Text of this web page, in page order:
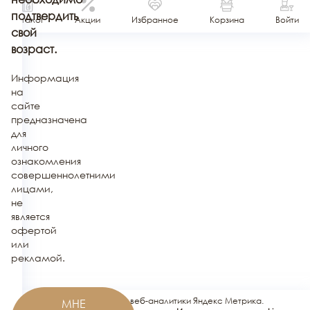
Этот сайт использует сервис веб-аналитики Яндекс Метрика.
Каталог Акции Избранное Корзина Войти
подтвердить
свой
возраст.
Информация
на
сайте
предназначена
для
личного
ознакомления
совершеннолетними
лицами,
не
является
офертой
или
рекламой.
МНЕ